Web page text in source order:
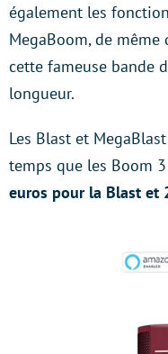
également les
MegaBoom, de même
cette fameuse bande
longueur.
Les Blast et
temps que les Boom
euros pour la Blast et